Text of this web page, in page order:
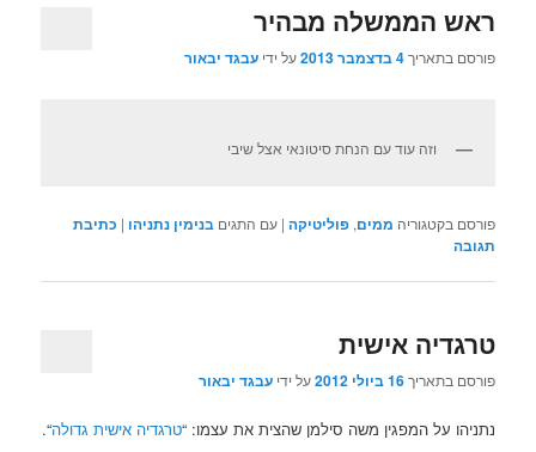
ראש הממשלה מבהיר
פורסם בתאריך4 בדצמבר 2013 על ידיעבגד יבאור
וזה עוד עם הנחת סיטונאי אצל שיבי
פורסם בקטגוריה ממים,פוליטיקה |עם התגים בנימין נתניהו | כתיבת
תגובה
טרגדיה אישית
פורסם בתאריך16 ביולי 2012 על ידיעבגד יבאור
נתניהו על המפגין משה סילמן שהצית את עצמו: “טרגדיה אישית גדולה“.